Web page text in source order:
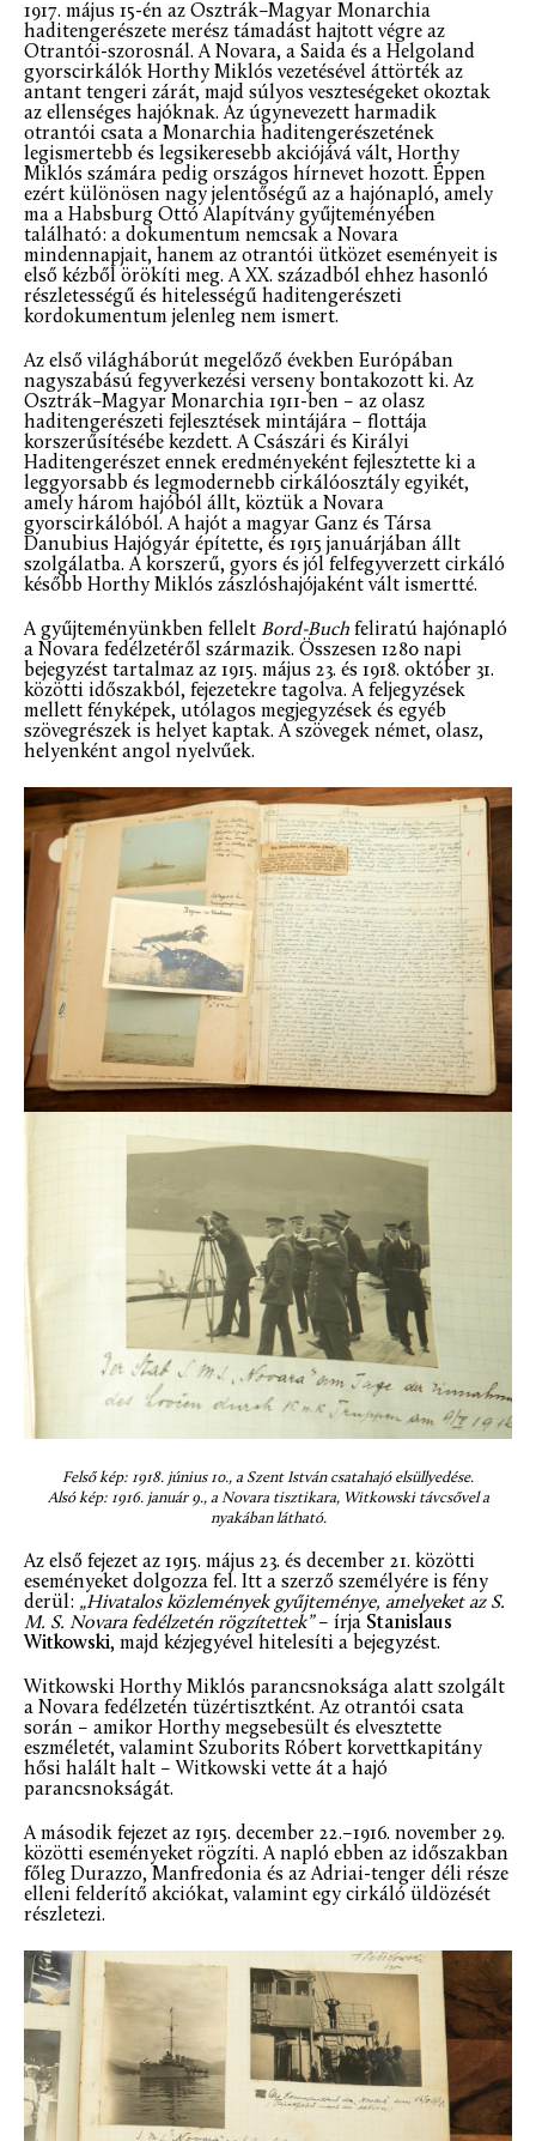
1917. május 15-én az Osztrák–Magyar Monarchia
haditengerészete merész támadást hajtott végre az
Otrantói-szorosnál. A Novara, a Saida és a Helgoland
gyorscirkálók Horthy Miklós vezetésével áttörték az
antant tengeri zárát, majd súlyos veszteségeket okoztak
az ellenséges hajóknak. Az úgynevezett harmadik
otrantói csata a Monarchia haditengerészetének
legismertebb és legsikeresebb akciójává vált, Horthy
Miklós számára pedig országos hírnevet hozott. Éppen
ezért különösen nagy jelentőségű az a hajónapló, amely
ma a Habsburg Ottó Alapítvány gyűjteményében
található: a dokumentum nemcsak a Novara
mindennapjait, hanem az otrantói ütközet eseményeit is
első kézből örökíti meg. A XX. századból ehhez hasonló
részletességű és hitelességű haditengerészeti
kordokumentum jelenleg nem ismert.
Az első világháborút megelőző években Európában
nagyszabású fegyverkezési verseny bontakozott ki. Az
Osztrák–Magyar Monarchia 1911-ben – az olasz
haditengerészeti fejlesztések mintájára – flottája
korszerűsítésébe kezdett. A Császári és Királyi
Haditengerészet ennek eredményeként fejlesztette ki a
leggyorsabb és legmodernebb cirkálóosztály egyikét,
amely három hajóból állt, köztük a Novara
gyorscirkálóból. A hajót a magyar Ganz és Társa
Danubius Hajógyár építette, és 1915 januárjában állt
szolgálatba. A korszerű, gyors és jól felfegyverzett cirkáló
később Horthy Miklós zászlóshajójaként vált ismertté.
A gyűjteményünkben fellelt Bord-Buch feliratú hajónapló
a Novara fedélzetéről származik. Összesen 1280 napi
bejegyzést tartalmaz az 1915. május 23. és 1918. október 31.
közötti időszakból, fejezetekre tagolva. A feljegyzések
mellett fényképek, utólagos megjegyzések és egyéb
szövegrészek is helyet kaptak. A szövegek német, olasz,
helyenként angol nyelvűek.
Felső kép: 1918. június 10., a Szent István csatahajó elsüllyedése.
Alsó kép: 1916. január 9., a Novara tisztikara, Witkowski távcsővel a
nyakában látható.
Az első fejezet az 1915. május 23. és december 21. közötti
eseményeket dolgozza fel. Itt a szerző személyére is fény
derül: „Hivatalos közlemények gyűjteménye, amelyeket az S.
M. S. Novara fedélzetén rögzítettek”– írja Stanislaus
Witkowski, majd kézjegyével hitelesíti a bejegyzést.
Witkowski Horthy Miklós parancsnoksága alatt szolgált
a Novara fedélzetén tüzértisztként. Az otrantói csata
során – amikor Horthy megsebesült és elvesztette
eszméletét, valamint Szuborits Róbert korvettkapitány
hősi halált halt – Witkowski vette át a hajó
parancsnokságát.
A második fejezet az 1915. december 22.–1916. november 29.
közötti eseményeket rögzíti. A napló ebben az időszakban
főleg Durazzo, Manfredonia és az Adriai-tenger déli része
elleni felderítő akciókat, valamint egy cirkáló üldözését
részletezi.